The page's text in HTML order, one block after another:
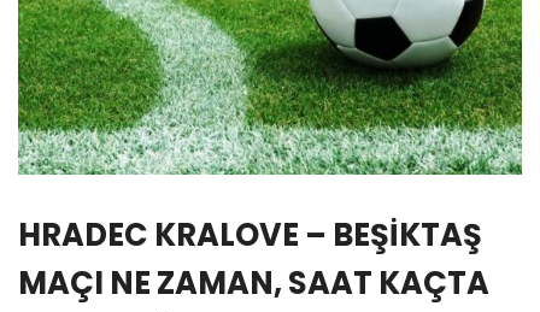
HRADEC KRALOVE – BEŞİKTAŞ
MAÇI NE ZAMAN, SAAT KAÇTA